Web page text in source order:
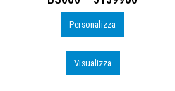
Personalizza
Visualizza